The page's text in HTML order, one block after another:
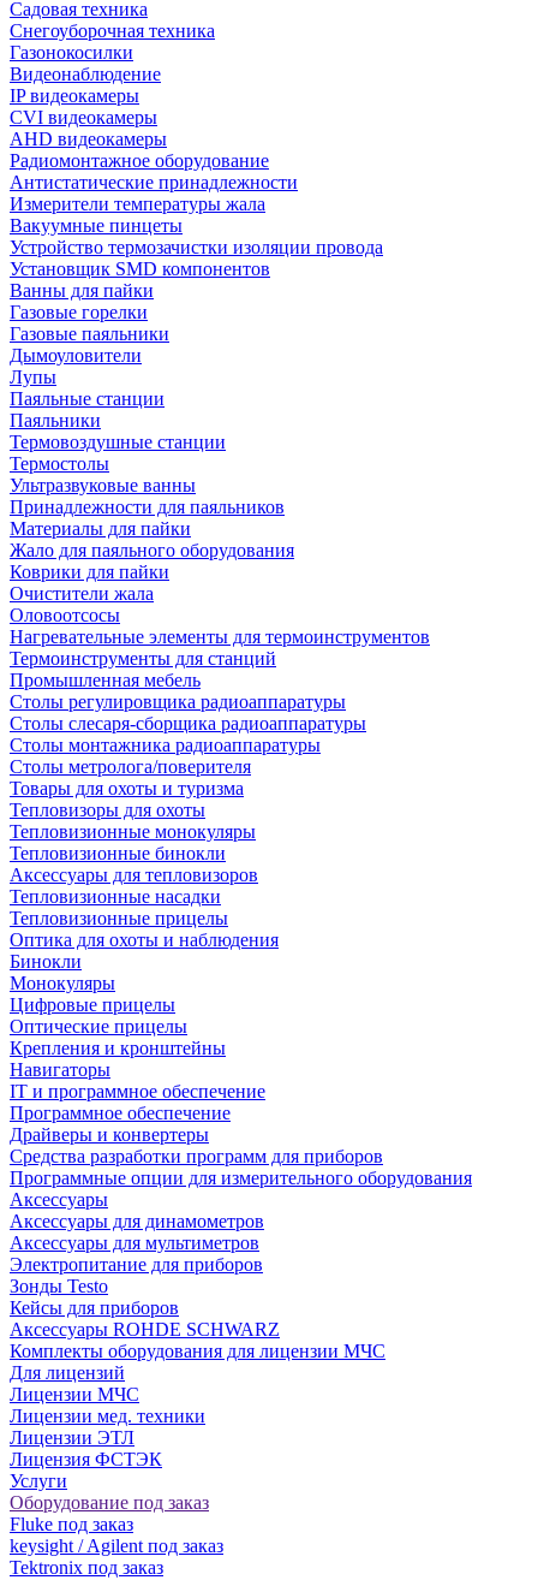
Садовая техника
Снегоуборочная техника
Газонокосилки
Видеонаблюдение
IP видеокамеры
CVI видеокамеры
AHD видеокамеры
Радиомонтажное оборудование
Антистатические принадлежности
Измерители температуры жала
Вакуумные пинцеты
Устройство термозачистки изоляции провода
Установщик SMD компонентов
Ванны для пайки
Газовые горелки
Газовые паяльники
Дымоуловители
Лупы
Паяльные станции
Паяльники
Термовоздушные станции
Термостолы
Ультразвуковые ванны
Принадлежности для паяльников
Материалы для пайки
Жало для паяльного оборудования
Коврики для пайки
Очистители жала
Оловоотсосы
Нагревательные элементы для термоинструментов
Термоинструменты для станций
Промышленная мебель
Столы регулировщика радиоаппаратуры
Столы слесаря-сборщика радиоаппаратуры
Столы монтажника радиоаппаратуры
Столы метролога/поверителя
Товары для охоты и туризма
Тепловизоры для охоты
Тепловизионные монокуляры
Тепловизионные бинокли
Аксессуары для тепловизоров
Тепловизионные насадки
Тепловизионные прицелы
Оптика для охоты и наблюдения
Бинокли
Монокуляры
Цифровые прицелы
Оптические прицелы
Крепления и кронштейны
Навигаторы
IT и программное обеспечение
Программное обеспечение
Драйверы и конвертеры
Средства разработки программ для приборов
Программные опции для измерительного оборудования
Аксессуары
Аксессуары для динамометров
Аксессуары для мультиметров
Электропитание для приборов
Зонды Testo
Кейсы для приборов
Аксессуары ROHDE SCHWARZ
Комплекты оборудования для лицензии МЧС
Для лицензий
Лицензии МЧС
Лицензии мед. техники
Лицензии ЭТЛ
Лицензия ФСТЭК
Услуги
Оборудование под заказ
Fluke под заказ
keysight / Agilent под заказ
Tektronix под заказ